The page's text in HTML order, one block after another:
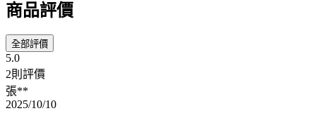
商品評價
全部評價
5.0
2則評價
張**
2025/10/10